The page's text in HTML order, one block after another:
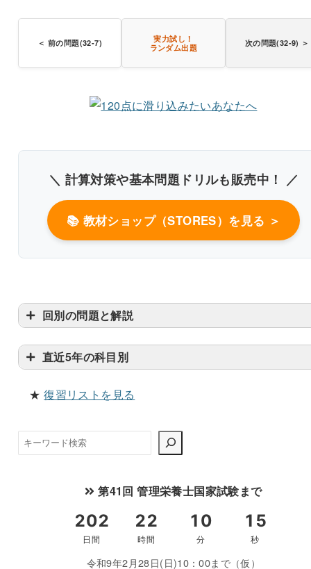
＜ 前の問題(32-7)
実力試し！
ランダム出題
次の問題(32-9) ＞
＼ 計算対策や基本問題ドリルも販売中！ ／
📚 教材ショップ（STORES）を見る ＞
回別の問題と解説
直近5年の科目別
★復習リストを見る
検
索
第41回 管理栄養士国家試験まで
令和9年2月28日(日)10：00まで（仮）